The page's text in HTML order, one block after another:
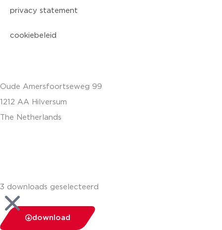
privacy statement
cookiebeleid
Oude Amersfoortseweg 99
1212 AA Hilversum
The Netherlands
3 downloads geselecteerd
download